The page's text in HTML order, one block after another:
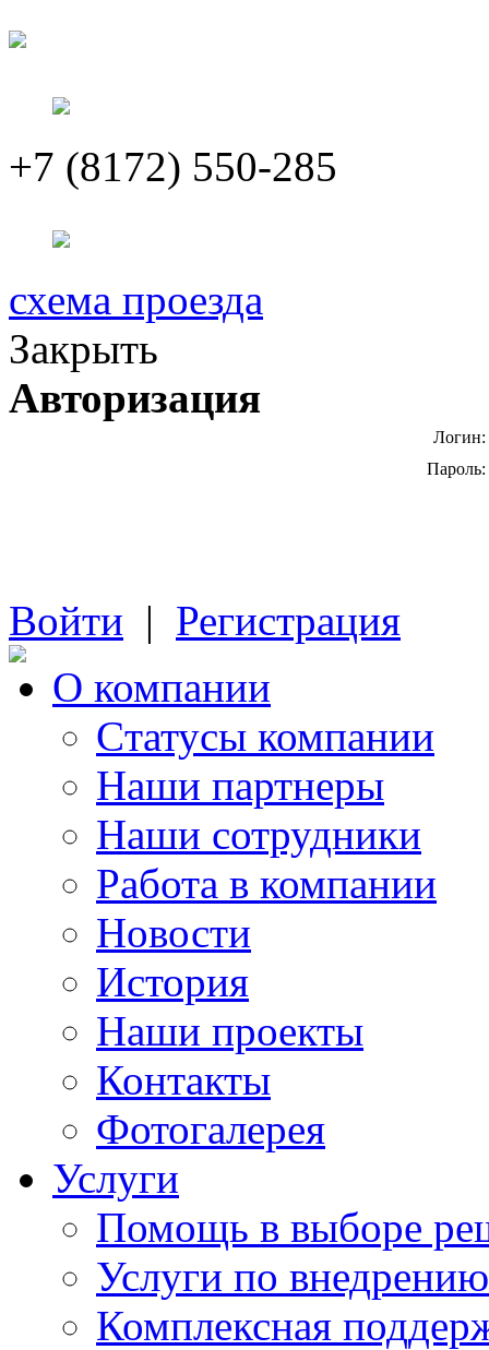
+7 (8172) 550-285
схема проезда
Закрыть
Авторизация
Логин:
Пароль:
Войти | Регистрация
О компании
Cтатусы компании
Наши партнеры
Наши сотрудники
Работа в компании
Новости
История
Наши проекты
Контакты
Фотогалерея
Услуги
Помощь в выборе
Услуги по внедрению
Комплексная